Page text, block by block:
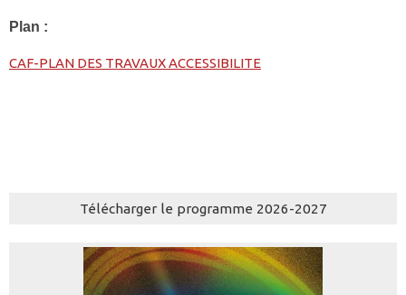
Plan :
CAF-PLAN DES TRAVAUX ACCESSIBILITE
Télécharger le programme 2026-2027